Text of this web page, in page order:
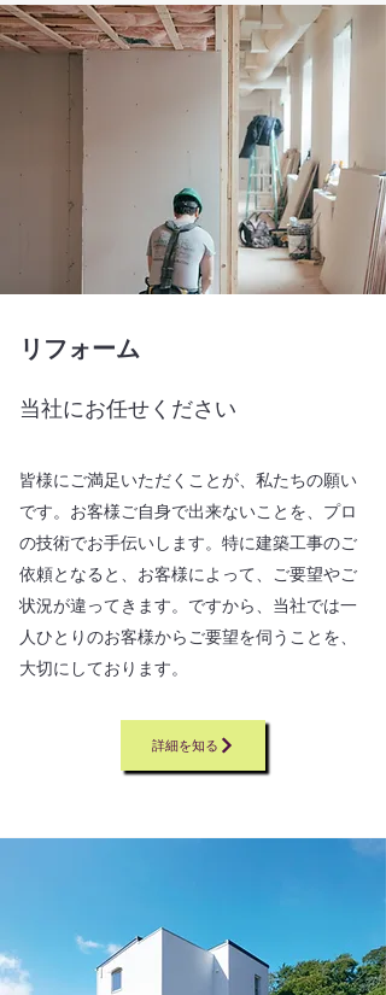
リフォーム
当社にお任せください
皆様にご満足いただくことが、私たちの願い
です。お客様ご自身で出来ないことを、プロ
の技術でお手伝いします。特に建築工事のご
依頼となると、お客様によって、ご要望やご
状況が違ってきます。ですから、当社では一
人ひとりのお客様からご要望を伺うことを、
大切にしております。
詳細を知る